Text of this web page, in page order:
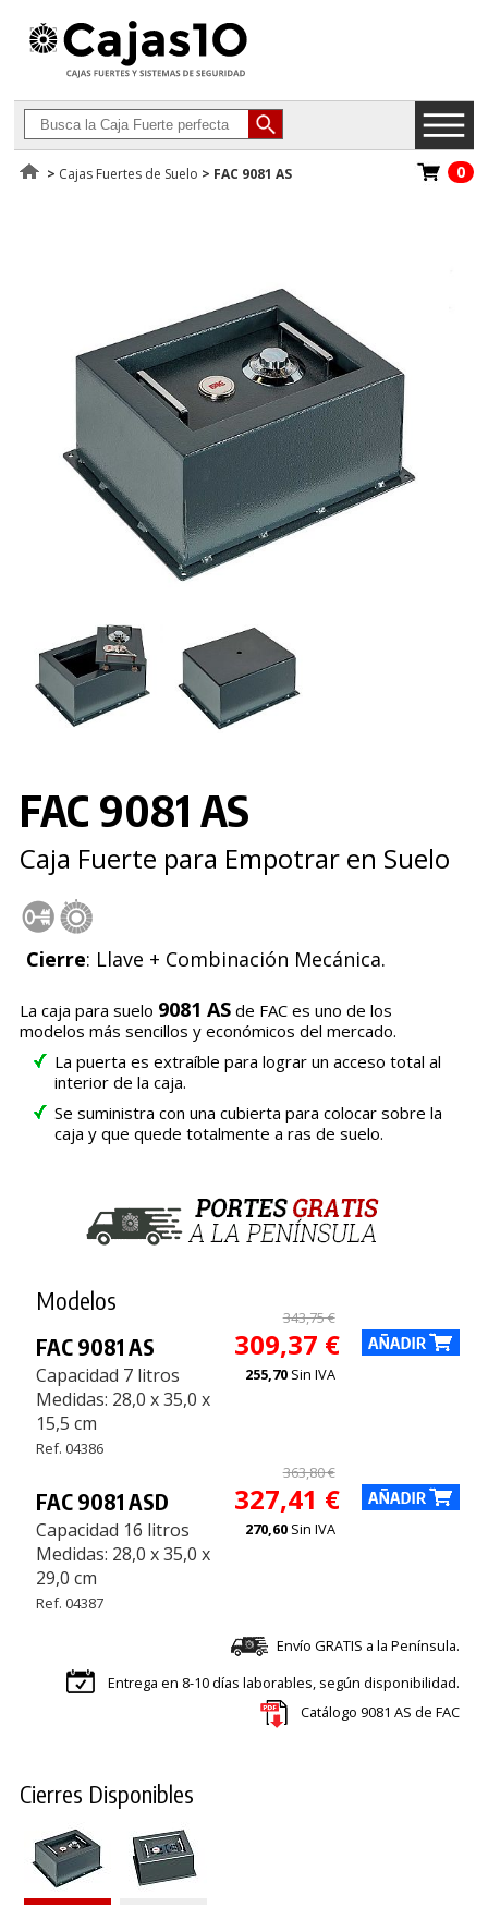
> Cajas Fuertes de Suelo > FAC 9081 AS 0
FAC 9081 AS
Caja Fuerte para Empotrar en Suelo
Cierre: Llave + Combinación Mecánica.
La caja para suelo 9081 ASde FAC es uno de los
modelos más sencillos y económicos del mercado.
La puerta es extraíble para lograr un acceso total al
interior de la caja.
Se suministra con una cubierta para colocar sobre la
caja y que quede totalmente a ras de suelo.
Modelos
FAC 9081 AS
Capacidad 7 litros
Medidas: 28,0 x 35,0 x
15,5 cm
Ref. 04386
343,75 €
309,37 €
255,70 Sin IVA
FAC 9081 ASD
Capacidad 16 litros
Medidas: 28,0 x 35,0 x
29,0 cm
Ref. 04387
363,80 €
327,41 €
270,60 Sin IVA
Envío GRATIS a la Península.
Entrega en 8-10 días laborables, según disponibilidad.
Catálogo 9081 AS de FAC
Cierres Disponibles